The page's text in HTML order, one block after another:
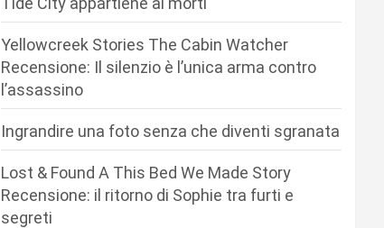
Yellowcreek Stories The Cabin Watcher
Recensione: Il silenzio è l’unica arma contro
l’assassino
Ingrandire una foto senza che diventi sgranata
Lost & Found A This Bed We Made Story
Recensione: il ritorno di Sophie tra furti e
segreti